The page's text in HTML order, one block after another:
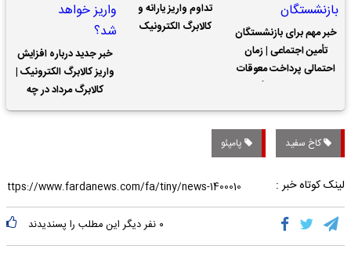
خبر مهم برای بازنشستگان
تأمین اجتماعی | زمان
احتمالی پرداخت معوقات
تداوم واریز یارانه و
کالابرگ الکترونیک
خبر جدید درباره افزایش
واریز کالابرگ الکترونیک |
کالابرگ مرداد در چه
تاریخی واریز خواهد شد؟
کاخ سفید پامپئو
لینک کوتاه خبر :
۰ نفر دیگر این مطلب را پسندیدند